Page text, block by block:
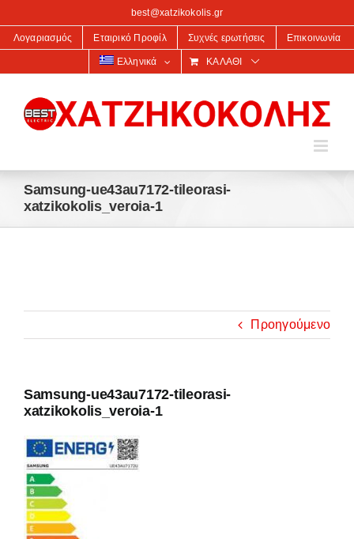
best@xatzikokolis.gr
Λογαριασμός Εταιρικό Προφίλ Συχνές ερωτήσεις Επικοινωνία
Ελληνικά ΚΑΛΆΘΙ
Samsung-ue43au7172-tileorasi-
xatzikokolis_veroia-1
Προηγούμενο
Samsung-ue43au7172-tileorasi-
xatzikokolis_veroia-1